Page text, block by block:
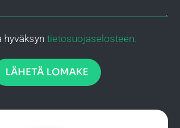
hyväksyn tietosuojaselosteen.
LÄHETÄ LOMAKE